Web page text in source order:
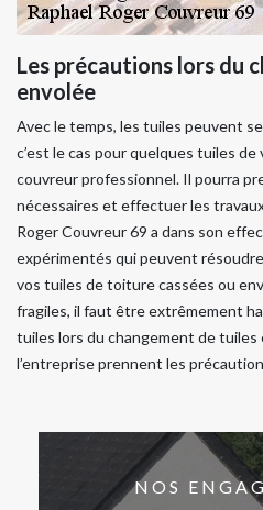
Les précautions lors du
envolée
Avec le temps, les tuiles peuvent
c’est le cas pour quelques tuiles
couvreur professionnel. Il pourra
nécessaires et effectuer les
Roger Couvreur 69 a dans son
expérimentés qui peuvent
vos tuiles de toiture cassées ou
fragiles, il faut être extrêmement
tuiles lors du changement de
l’entreprise prennent les
NOS